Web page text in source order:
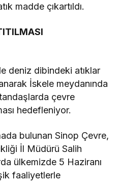
madde çıkartıldı.
deniz dibindeki atıklar
İskele meydanında
çevre
hedefleniyor.
bulunan Sinop Çevre,
İl Müdürü Salih
ülkemizde 5 Haziranı
faaliyetlerle